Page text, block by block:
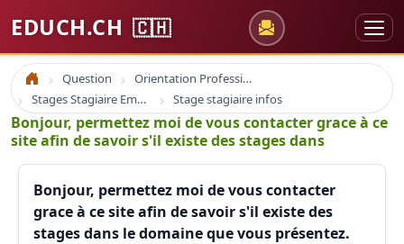
EDUCH.CH 🇨🇭
Accueil Question
Orientation Professionnelle
Stages Stagiaire Emploi
Stage stagiaire infos
Bonjour, permettez moi de vous contacter grace à ce
site afin de savoir s'il existe des stages dans
Bonjour, permettez moi de vous contacter
grace à ce site afin de savoir s'il existe des
stages dans le domaine que vous présentez.